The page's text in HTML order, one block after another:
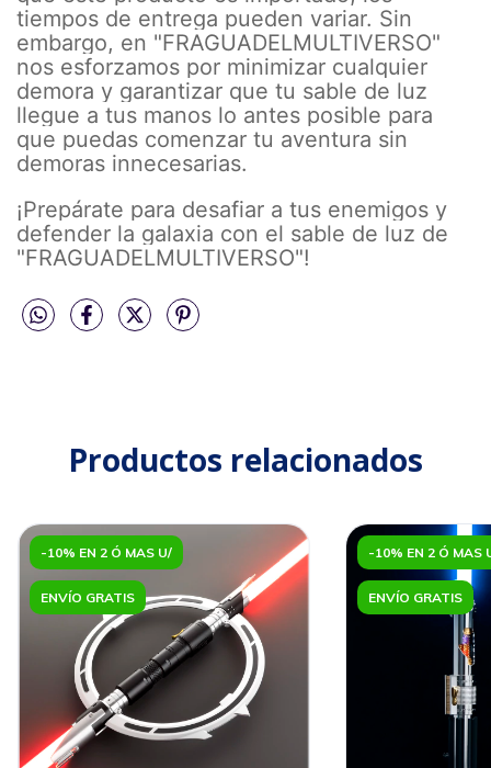
tiempos de entrega pueden variar. Sin
embargo, en "FRAGUADELMULTIVERSO"
nos esforzamos por minimizar cualquier
demora y garantizar que tu sable de luz
llegue a tus manos lo antes posible para
que puedas comenzar tu aventura sin
demoras innecesarias.
¡Prepárate para desafiar a tus enemigos y
defender la galaxia con el sable de luz de
"FRAGUADELMULTIVERSO"!
Productos relacionados
-10% EN 2 Ó MAS U/
ENVÍO GRATIS
-10% EN 2 Ó MAS
ENVÍO GRATIS